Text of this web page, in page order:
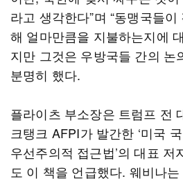
라고 생각한다”며 “동맹국들
해 얼마만큼을 지불하는지에
지만 그것은 우방국들 간의 논
분명히 했다.
플라이츠 부소장은 트럼프 전
크탱크 AFPI가 발간한 ‘미국
우선주의적 접근법’의 대표 저
도 이 책을 언급했다. 웨비나